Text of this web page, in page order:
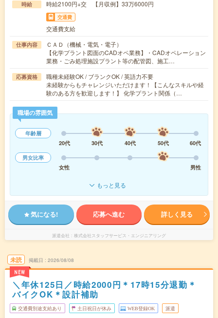
時給 時給2100円+交 【月収例】33万6000円
交通費
交通費支給
仕事内容
ＣＡＤ（機械・電気・電子）
【化学プラント図面のCADオペ業務】・CADオペレーション
業務・ごみ処理施設プラント等の配管図、施工…
応募資格
職種未経験OK / ブランクOK / 英語力不要
未経験からもチャレンジいただけます！【こんなスキルや経
験のある方を歓迎します！】 化学プラント関係（…
職場の雰囲気
年齢層
20代
30代 40代 50代
60代
男女比率
女性
男性
もっと見る
気になる! 応募へ進む 詳しく見る
派遣会社 株式会社スタッフサービス・エンジニアリング
未読
NEW
掲載日 2026/08/08
＼年休125日／時給2000円＊17時15分退勤＊
バイクOK＊設計補助
交通費別途支給あり 土日祝日が休み WEB登録OK 派遣